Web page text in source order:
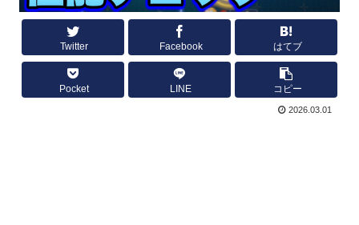
Twitter Facebook はてブ
Pocket LINE コピー
2026.03.01